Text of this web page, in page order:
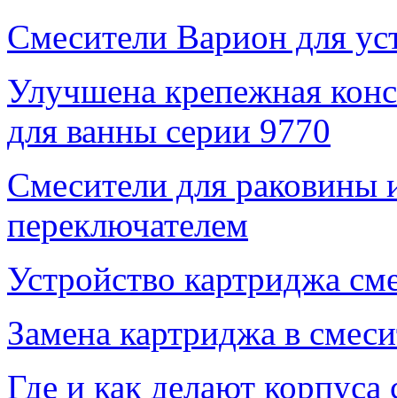
Смесители Варион для
Улучшена крепежная
для ванны серии 9770
Смесители для раковины
переключателем
Устройство картриджа
Замена картриджа в
Где и как делают корпуса